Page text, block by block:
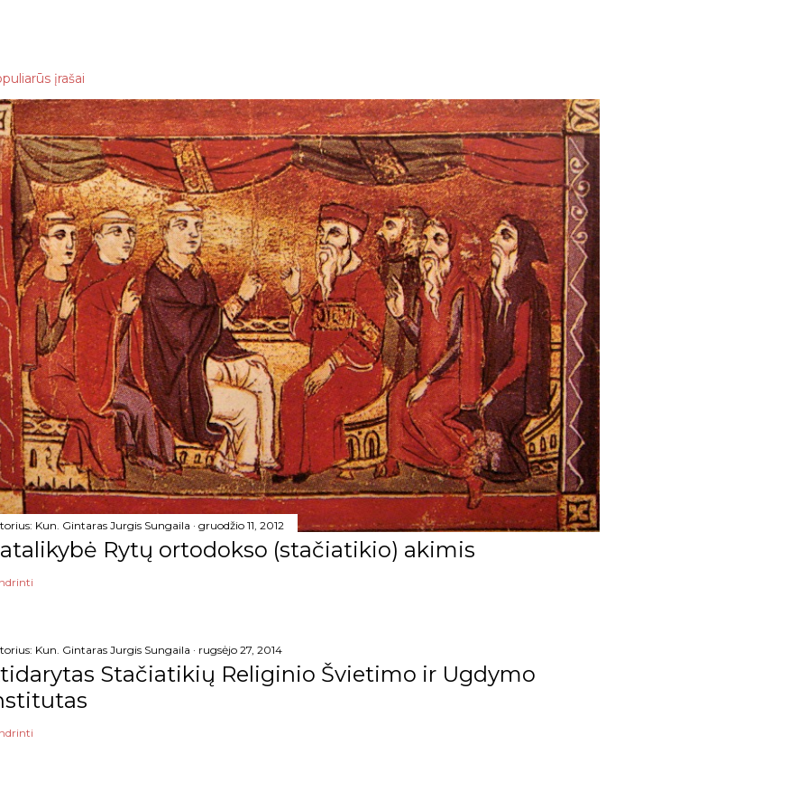
įrašai
Kun. Gintaras Jurgis Sungaila gruodžio 11, 2012
Rytų ortodokso (stačiatikio) akimis
Kun. Gintaras Jurgis Sungaila rugsėjo 27, 2014
Stačiatikių Religinio Švietimo ir Ugdymo